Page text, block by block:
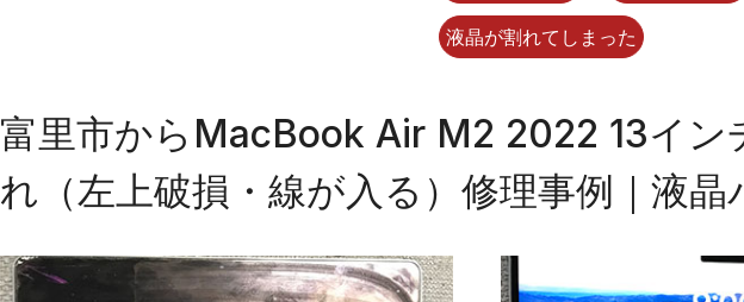
液晶が割れてしまった
富里市からMacBook Air M2 2022 13イン
れ（左上破損・線が入る）修理事例｜液晶